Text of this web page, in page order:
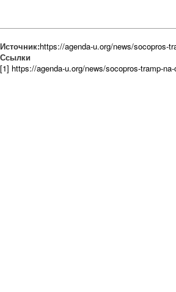
Источник:https://agenda-u.org/news/socopros-
Ссылки
[1] https://agenda-u.org/news/socopros-tramp-